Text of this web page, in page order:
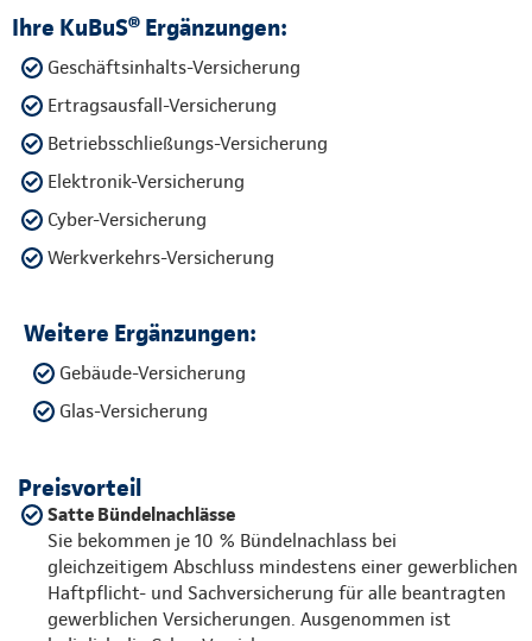
Ihre KuBuS® Ergänzungen:
Geschäftsinhalts-Versicherung
Ertragsausfall-Versicherung
Betriebsschließungs-Versicherung
Elektronik-Versicherung
Cyber-Versicherung
Werkverkehrs-Versicherung
Weitere Ergänzungen:
Gebäude-Versicherung
Glas-Versicherung
Preisvorteil
Satte Bündelnachlässe
Sie bekommen je 10 % Bündelnachlass bei
gleichzeitigem Abschluss mindestens einer gewerblichen
Haftpflicht- und Sachversicherung für alle beantragten
gewerblichen Versicherungen. Ausgenommen ist